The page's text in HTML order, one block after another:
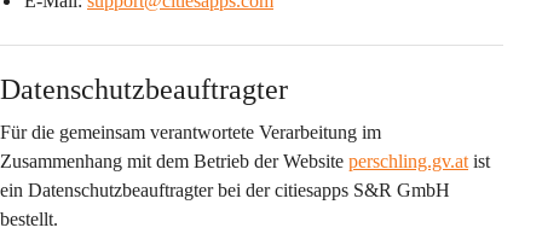
Datenschutzbeauftragter
Für die gemeinsam verantwortete Verarbeitung im
Zusammenhang mit dem Betrieb der Website perschling.gv.at ist
ein Datenschutzbeauftragter bei der citiesapps S&R GmbH
bestellt.